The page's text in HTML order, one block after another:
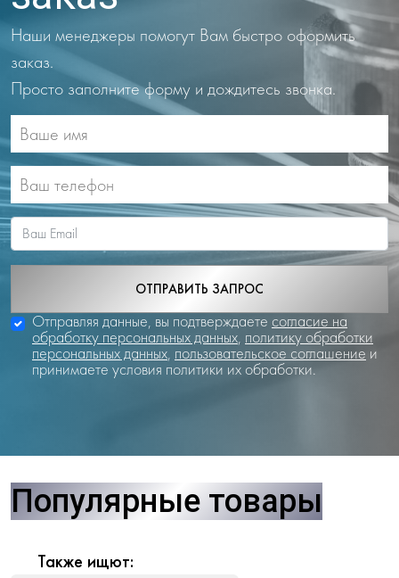
Наши менеджеры помогут Вам быстро оформить
заказ.
Просто заполните форму и дождитесь звонка.
ОТПРАВИТЬ ЗАПРОС
Отправляя данные, вы подтверждаете согласие на
обработку персональных данных, политику обработки
персональных данных, пользовательское соглашение и
принимаете условия политики их обработки.
Популярные товары
Также ищют: